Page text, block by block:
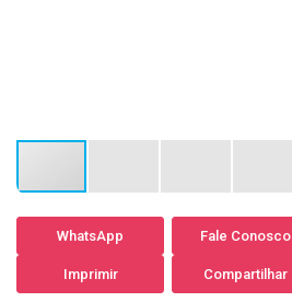
WhatsApp Fale Conosco
Imprimir Compartilhar